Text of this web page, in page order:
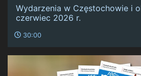
Wydarzenia w Częstochowie i
czerwiec 2026 r.
30:00